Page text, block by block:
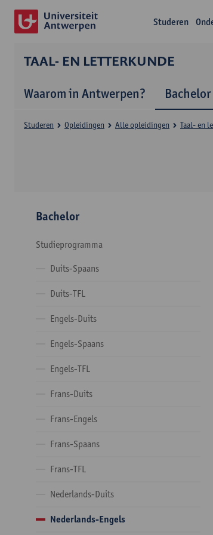
Studeren
TAAL- EN LETTERKUNDE
Waarom in Antwerpen? Bachelor
Studeren Opleidingen Alle opleidingen Taal- en
Bachelor
Studieprogramma
Duits-Spaans
Duits-TFL
Engels-Duits
Engels-Spaans
Engels-TFL
Frans-Duits
Frans-Engels
Frans-Spaans
Frans-TFL
Nederlands-Duits
Nederlands-Engels